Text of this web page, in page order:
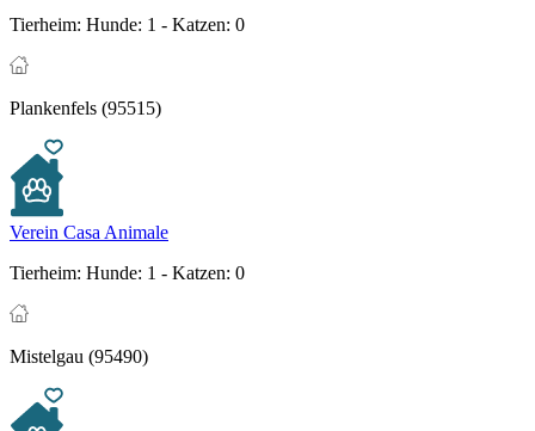
Tierheim: Hunde: 1 - Katzen: 0
Plankenfels (95515)
Verein Casa Animale
Tierheim: Hunde: 1 - Katzen: 0
Mistelgau (95490)